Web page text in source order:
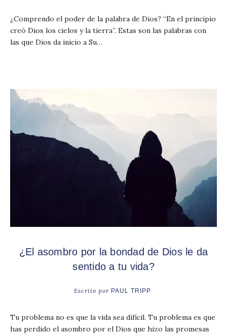
¿Comprendo el poder de la palabra de Dios? “En el principio
creó Dios los cielos y la tierra”. Estas son las palabras con
las que Dios da inicio a Su…
¿El asombro por la bondad de Dios le da
sentido a tu vida?
Escrito por PAUL TRIPP
Tu problema no es que la vida sea difícil. Tu problema es que
has perdido el asombro por el Dios que hizo las promesas